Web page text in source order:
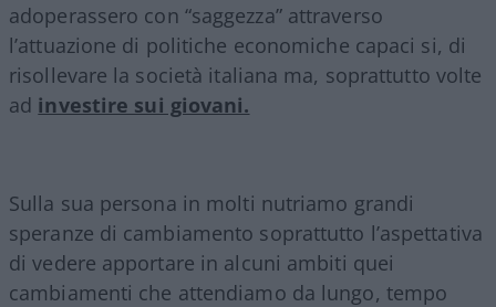
adoperassero con “saggezza” attraverso
l’attuazione di politiche economiche capaci si, di
risollevare la società italiana ma, soprattutto volte
ad investire sui giovani.
Sulla sua persona in molti nutriamo grandi
speranze di cambiamento soprattutto l’aspettativa
di vedere apportare in alcuni ambiti quei
cambiamenti che attendiamo da lungo, tempo